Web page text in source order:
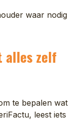
waar nodig
alles zelf
te bepalen wat
leest iets